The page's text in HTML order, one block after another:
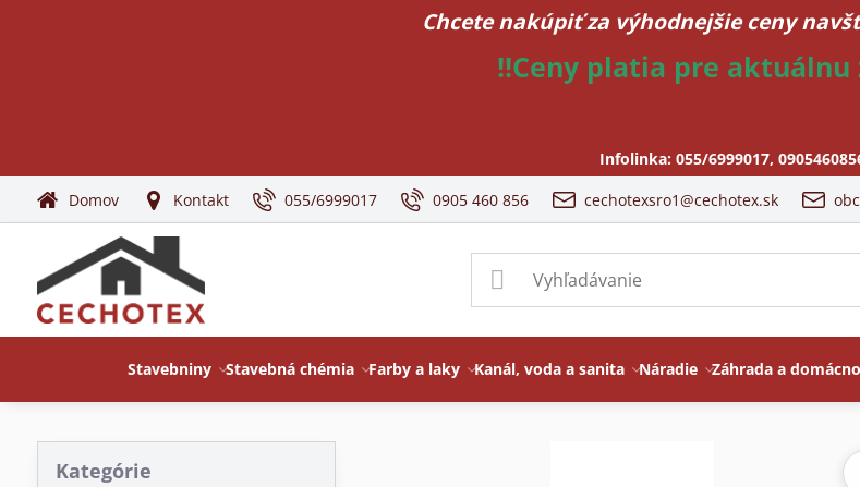
Chcete nakúpiť za výhodnejšie ceny
!!Ceny platia pre aktuálnu
Infolinka: 055/6999017,
Domov
Kontakt 055/6999017 0905 460 856 cechotexsro1@cechotex.sk
Stavebniny Stavebná chémia Farby a laky Kanál, voda a sanita Náradie Záhrada a
Kategórie